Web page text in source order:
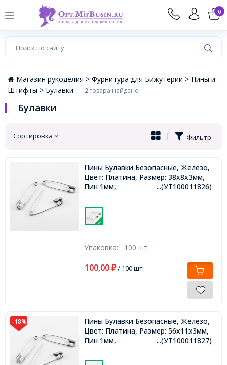
0
×
Магазин рукоделия > Фурнитура для Бижутерии > Пины и
Штифты > Булавки 2товара найдено
Булавки
Сортировка Фильтр
|
Пины Булавки Безопасные, Железо,
Цвет: Платина, Размер: 38x8x3мм,
Пин 1мм,
...(УТ100011826)
Упаковка: 100 шт
100,00 ₽/ 100 шт
-18%
Пины Булавки Безопасные, Железо,
Цвет: Платина, Размер: 56x11x3мм,
Пин 1мм,
...(УТ100011827)